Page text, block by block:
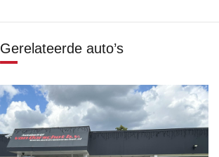
Gerelateerde auto’s